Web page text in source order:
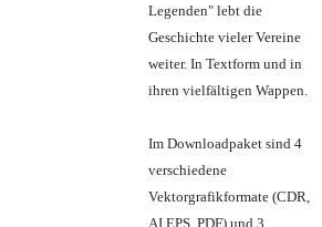
Legenden" lebt die
Geschichte vieler Vereine
weiter. In Textform und in
ihren vielfältigen Wappen.
Im Downloadpaket sind 4
verschiedene
Vektorgrafikformate (CDR,
AI EPS, PDF) und 3